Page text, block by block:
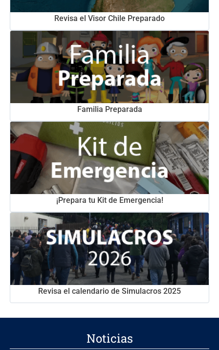
Revisa el Visor Chile Preparado
Familia Preparada
¡Prepara tu Kit de Emergencia!
Revisa el calendario de Simulacros 2025
Noticias